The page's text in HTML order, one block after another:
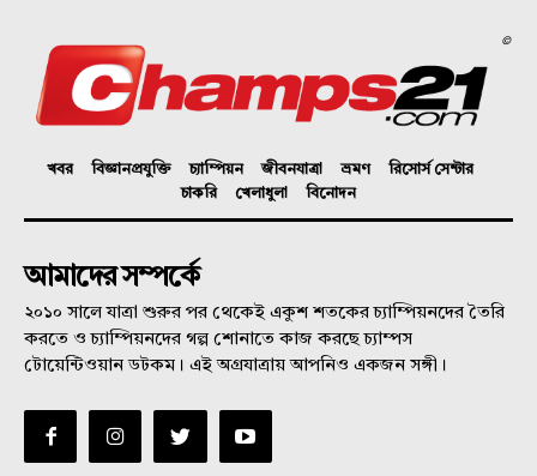
©
খবর বিজ্ঞানপ্রযুক্তি চ্যাম্পিয়ন জীবনযাত্রা ভ্রমণ
রিসোর্স সেন্টার
চাকরি
খেলাধুলা বিনোদন
আমাদের সম্পর্কে
২০১০ সালে যাত্রা শুরুর পর থেকেই একুশ শতকের চ্যাম্পিয়নদের তৈরি
করতে ও চ্যাম্পিয়নদের গল্প শোনাতে কাজ করছে চ্যাম্পস
টোয়েন্টিওয়ান ডটকম। এই অগ্রযাত্রায় আপনিও একজন সঙ্গী।